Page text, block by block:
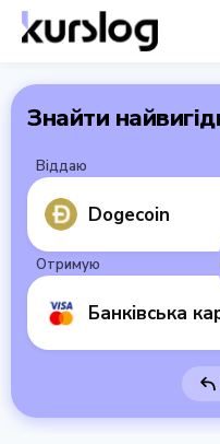
Знайти
Віддаю
Dogecoin
Отримую